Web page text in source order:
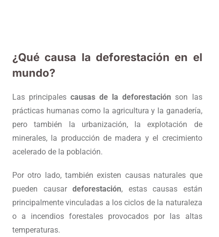
¿Qué causa la deforestación en el
mundo?
Las principalescausas de la deforestación son las
prácticas humanas como la agricultura y la ganadería,
pero también la urbanización, la explotación de
minerales, la producción de madera y el crecimiento
acelerado de la población.
Por otro lado, también existen causas naturales que
pueden causardeforestación, estas causas están
principalmente vinculadas a los ciclos de la naturaleza
o a incendios forestales provocados por las altas
temperaturas.